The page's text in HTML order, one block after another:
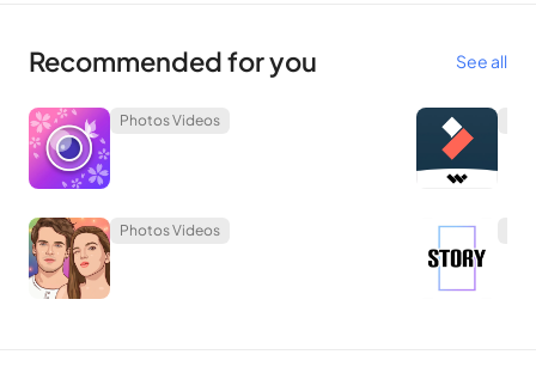
Recommended for you See all
Photos Videos
Photos Videos